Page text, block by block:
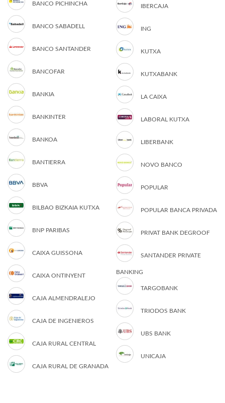
BANCO PICHINCHA
BANCO SABADELL
BANCO SANTANDER
BANCOFAR
BANKIA
BANKINTER
BANKOA
BANTIERRA
BBVA
BILBAO BIZKAIA KUTXA
BNP PARIBAS
CAIXA GUISSONA
CAIXA ONTINYENT
CAJA ALMENDRALEJO
CAJA DE INGENIEROS
CAJA RURAL CENTRAL
CAJA RURAL DE GRANADA
IBERCAJA
ING
KUTXA
KUTXABANK
LA CAIXA
LABORAL KUTXA
LIBERBANK
NOVO BANCO
POPULAR
POPULAR BANCA PRIVADA
PRIVAT BANK DEGROOF
SANTANDER PRIVATE
BANKING
TARGOBANK
TRIODOS BANK
UBS BANK
UNICAJA